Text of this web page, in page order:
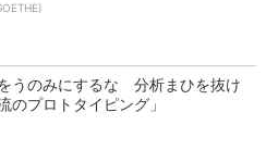
うのみにするな 分析まひを抜け
のプロトタイピング」